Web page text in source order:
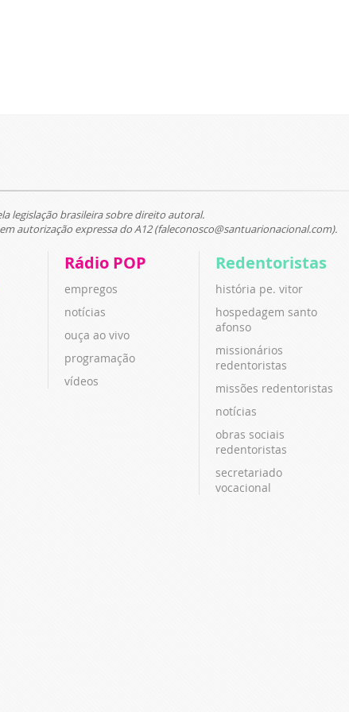
legislação brasileira sobre direito autoral.
autorização expressa do A12 (faleconosco@santuarionacional.com).
Rádio POP
empregos
notícias
ouça ao vivo
programação
vídeos
Redentoristas
história pe. vitor
hospedagem santo
afonso
missionários
redentoristas
missões redentoristas
notícias
obras sociais
redentoristas
secretariado
vocacional